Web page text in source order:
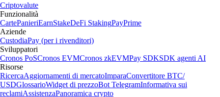
Criptovalute
Funzionalità
CartePanieriEarnStakeDeFi StakingPayPrime
Aziende
CustodiaPay (per i rivenditori)
Sviluppatori
Cronos PoSCronos EVMCronos zkEVMPay SDKSDK agenti AI
Risorse
RicercaAggiornamenti di mercatoImparaConvertitore BTC/
USDGlossarioWidget di prezzoBot TelegramInformativa sui
reclamiAssistenzaPanoramica crypto